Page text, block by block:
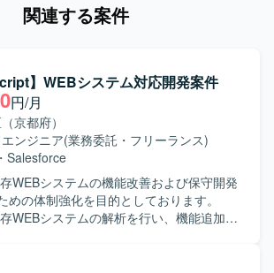
関連する案件
】WEBシステム対応開発案件
円/月
京都府）
ンジニア(業務委託・フリーランス)
・ Salesforce
WEBシステムの機能改善および保守開発
めの体制強化を目的としております。
WEBシステムの解析を行い、機能追加や